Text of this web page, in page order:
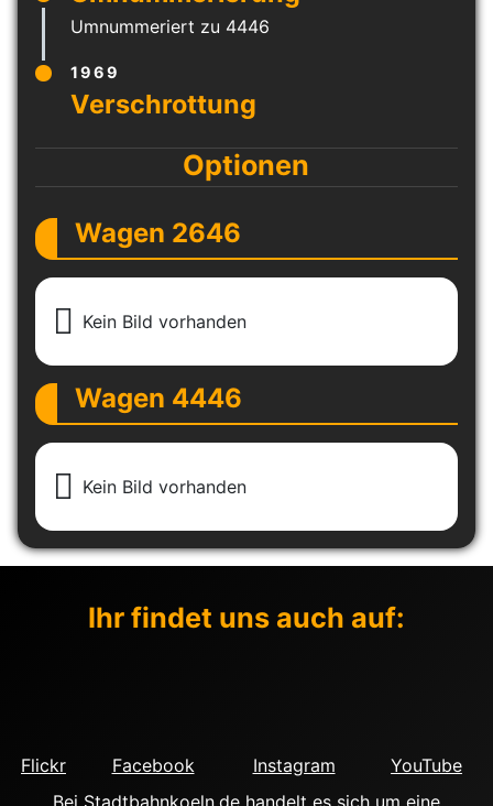
Umnummeriert zu 4446
1969
Optionen
Wagen 2646
Kein Bild vorhanden
Wagen 4446
Kein Bild vorhanden
Ihr findet uns auch auf:
Flickr Facebook Instagram
YouTube
Bei Stadtbahnkoeln.de handelt es sich um eine